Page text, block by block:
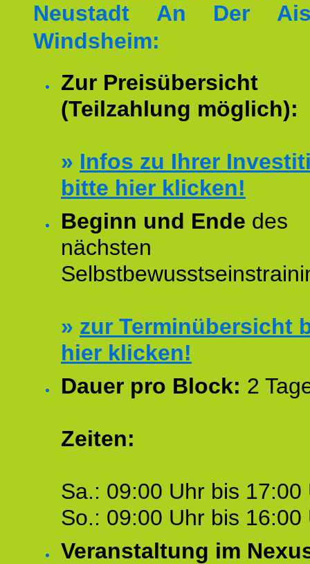
Neustadt An Der
Windsheim:
Zur Preisübersicht
(Teilzahlung möglich):
» Infos zu Ihrer
bitte hier klicken!
Beginn und Ende des
nächsten
» zur Terminübersicht
hier klicken!
Dauer pro Block: 2
Zeiten:
Sa.: 09:00 Uhr bis 17:00
So.: 09:00 Uhr bis 16:00
Veranstaltung im